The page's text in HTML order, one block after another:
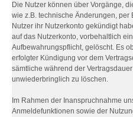
Die Nutzer können über Vorgänge,
wie z.B. technische Änderungen, per
Nutzer ihr Nutzerkonto gekündigt
auf das Nutzerkonto, vorbehaltlich
Aufbewahrungspflicht, gelöscht. Es
erfolgter Kündigung vor dem
sämtliche während der
unwiederbringlich zu löschen.
Im Rahmen der Inanspruchnahme
Anmeldefunktionen sowie der